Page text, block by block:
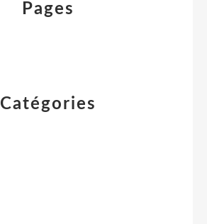
Catégories
Pages